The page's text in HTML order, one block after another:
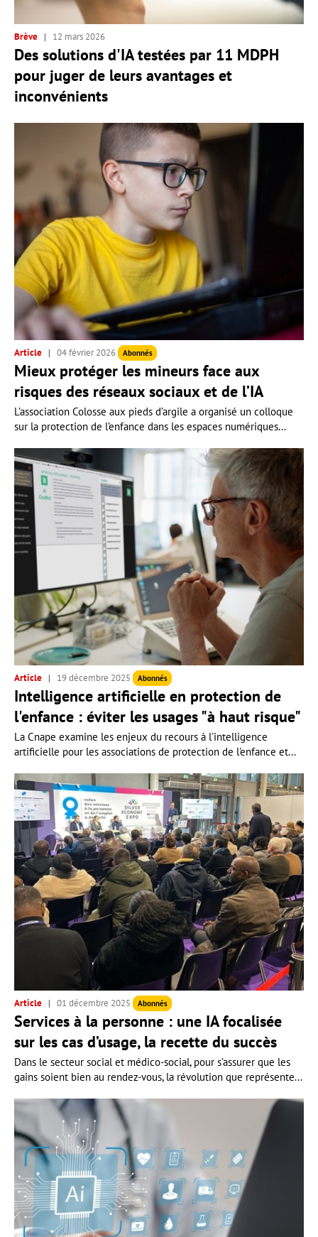
Brève 12 mars 2026
Des solutions d'IA testées par 11 MDPH
pour juger de leurs avantages et
inconvénients
Article 04 février 2026 Abonnés
Mieux protéger les mineurs face aux
risques des réseaux sociaux et de l’IA
L’association Colosse aux pieds d’argile a organisé un colloque
sur la protection de l’enfance dans les espaces numériques...
Article 19 décembre 2025 Abonnés
Intelligence artificielle en protection de
l'enfance : éviter les usages "à haut risque"
La Cnape examine les enjeux du recours à l'intelligence
artificielle pour les associations de protection de l'enfance et...
Article 01 décembre 2025 Abonnés
Services à la personne : une IA focalisée
sur les cas d’usage, la recette du succès
Dans le secteur social et médico-social, pour s’assurer que les
gains soient bien au rendez-vous, la révolution que représente...